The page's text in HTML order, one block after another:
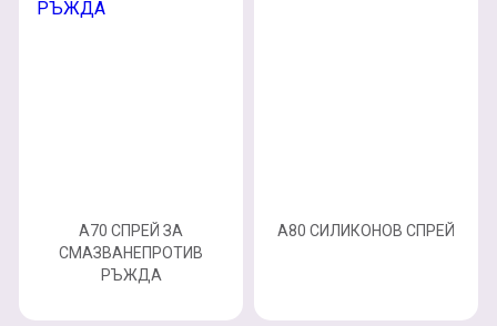
A70 СПРЕЙ ЗА
СМАЗВАНЕПРОТИВ
РЪЖДА
A80 СИЛИКОНОВ СПРЕЙ